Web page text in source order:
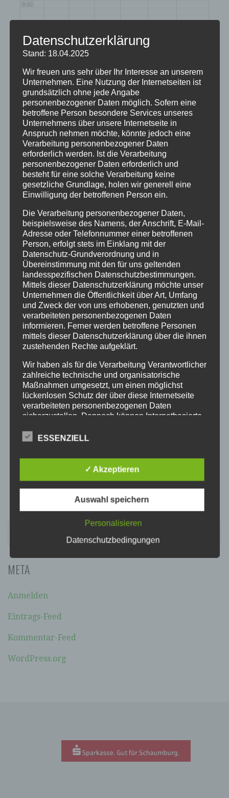
9:00
10:00
12:00
13:00
14:00
15:00
16:00
17:00
18:00
21:00
22:00
23:00
META
Anmelden
Eintrags-Feed
Kommentar-Feed
WordPress.org
Datenschutzerklärung
Stand: 18.04.2025
Wir freuen uns sehr über Ihr Interesse an unserem
Unternehmen. Eine Nutzung der Internetseiten ist
grundsätzlich ohne jede Angabe
personenbezogener Daten möglich. Sofern eine
betroffene Person besondere Services unseres
Unternehmens über unsere Internetseite in
Anspruch nehmen möchte, könnte jedoch eine
Verarbeitung personenbezogener Daten
erforderlich werden. Ist die Verarbeitung
personenbezogener Daten erforderlich und
besteht für eine solche Verarbeitung keine
gesetzliche Grundlage, holen wir generell eine
Einwilligung der betroffenen Person ein.
Die Verarbeitung personenbezogener Daten,
beispielsweise des Namens, der Anschrift, E-Mail-
Adresse oder Telefonnummer einer betroffenen
Person, erfolgt stets im Einklang mit der
Datenschutz-Grundverordnung und in
Übereinstimmung mit den für uns geltenden
landesspezifischen Datenschutzbestimmungen.
Mittels dieser Datenschutzerklärung möchte unser
Unternehmen die Öffentlichkeit über Art, Umfang
und Zweck der von uns erhobenen, genutzten und
verarbeiteten personenbezogenen Daten
informieren. Ferner werden betroffene Personen
mittels dieser Datenschutzerklärung über die ihnen
zustehenden Rechte aufgeklärt.
Wir haben als für die Verarbeitung Verantwortlicher
zahlreiche technische und organisatorische
Maßnahmen umgesetzt, um einen möglichst
lückenlosen Schutz der über diese Internetseite
verarbeiteten personenbezogenen Daten
sicherzustellen. Dennoch können Internetbasierte
Sicherheitslücken aufweisen, sodass ein absoluter
diesem Grund steht es jeder betroffenen Person
frei, personenbezogene Daten auch auf
uns zu übermitteln.
BEGRIFFSBESTIMMUNGEN
Die Datenschutzerklärung beruht auf den
Richtlinien- und Verordnungsgeber beim Erlass
soll sowohl für die Öffentlichkeit als auch für
lesbar und verständlich sein. Um dies zu
Begrifflichkeiten erläutern.
unter anderem die folgenden Begriffe:
A) PERSONENBEZOGENE DATEN
Kennung wie einem Namen, zu einer
Kennnummer, zu Standortdaten, zu einer
ESSENZIELL
✓ Akzeptieren
Auswahl speichern
Personalisieren
Datenschutzbedingungen